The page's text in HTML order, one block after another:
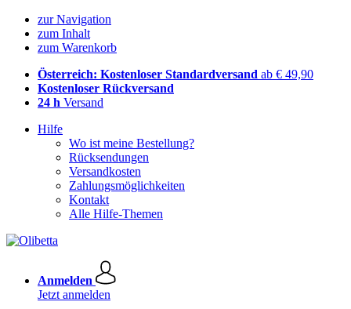
zur Navigation
zum Inhalt
zum Warenkorb
Österreich: Kostenloser Standardversand ab € 49,90
Kostenloser Rückversand
24 h Versand
Hilfe
Wo ist meine Bestellung?
Rücksendungen
Versandkosten
Zahlungsmöglichkeiten
Kontakt
Alle Hilfe-Themen
Anmelden
Jetzt anmelden